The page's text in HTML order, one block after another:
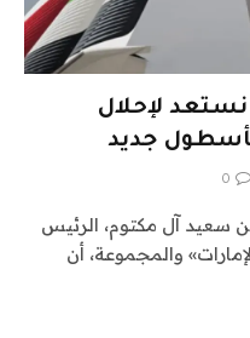
لإحلال
0
آل مكتوم، الرئيس
والمجموعة، أن